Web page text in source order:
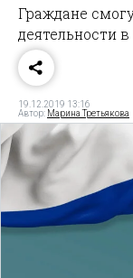
Граждане
деятельности
19.12.2019 13:16
Автор: Марина Третьякова